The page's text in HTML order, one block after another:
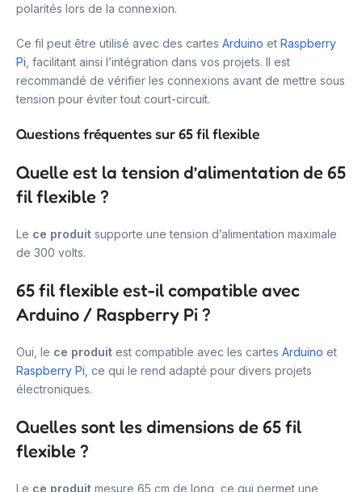
polarités lors de la connexion.
Ce fil peut être utilisé avec des cartes Arduino et Raspberry
Pi , facilitant ainsi l’intégration dans vos projets. Il est
recommandé de vérifier les connexions avant de mettre sous
tension pour éviter tout court-circuit.
Questions fréquentes sur 65 fil flexible
Quelle est la tension d’alimentation de 65
fil flexible ?
Le ce produit supporte une tension d’alimentation maximale
de 300 volts.
65 fil flexible est-il compatible avec
Arduino / Raspberry Pi ?
Oui, le ce produit est compatible avec les cartes Arduino et
Raspberry Pi , ce qui le rend adapté pour divers projets
électroniques.
Quelles sont les dimensions de 65 fil
flexible ?
Le ce produit mesure 65 cm de long, ce qui permet une